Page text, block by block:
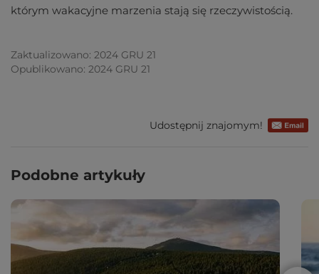
którym wakacyjne marzenia stają się rzeczywistością.
Zaktualizowano: 2024 GRU 21
Opublikowano: 2024 GRU 21
Udostępnij znajomym!
Podobne artykuły